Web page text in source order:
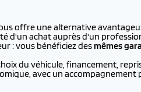
offre une alternative
d'un achat auprès d'un
: vous bénéficiez desmêmes
du véhicule, financement,
avec un accompagnement